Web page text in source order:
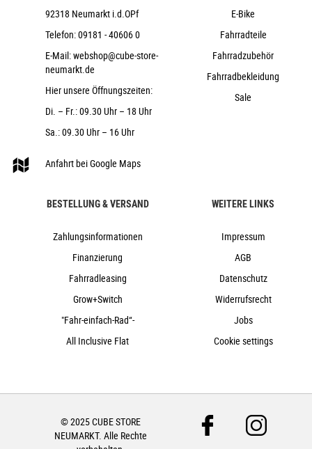
92318 Neumarkt i.d.OPf
Telefon:09181 - 40606 0
E-Mail:webshop@cube-store-
neumarkt.de
Hier unsere Öffnungszeiten:
Di. – Fr.: 09.30 Uhr – 18 Uhr
Sa.: 09.30 Uhr – 16 Uhr
Anfahrt bei Google Maps
E-Bike
Fahrradteile
Fahrradzubehör
Fahrradbekleidung
Sale
BESTELLUNG & VERSAND
Zahlungsinformationen
Finanzierung
Fahrradleasing
Grow+Switch
"Fahr-einfach-Rad“-
All Inclusive Flat
WEITERE LINKS
Impressum
AGB
Datenschutz
Widerrufsrecht
Jobs
Cookie settings
© 2025 CUBE STORE
NEUMARKT. Alle Rechte